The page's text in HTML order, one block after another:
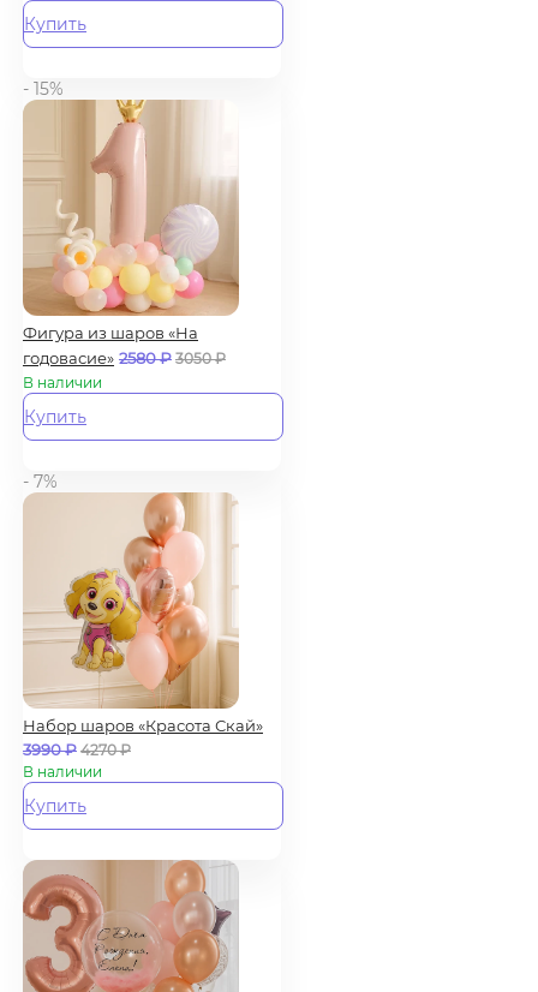
Купить
- 15%
Фигура из шаров «На
годовасие» 2580₽ 3050₽
В наличии
Купить
- 7%
Набор шаров «Красота Скай»
3990₽ 4270₽
В наличии
Купить